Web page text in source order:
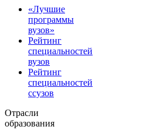
«Лучшие
программы
вузов»
Рейтинг
специальностей
вузов
Рейтинг
специальностей
ссузов
Отрасли
образования